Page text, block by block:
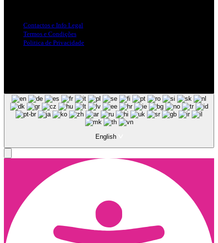
Contactos e Info Legal
Termos e Condições
Politica de Privacidade
English